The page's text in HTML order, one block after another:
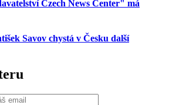
Czech News Center" má
Savov chystá v Česku další